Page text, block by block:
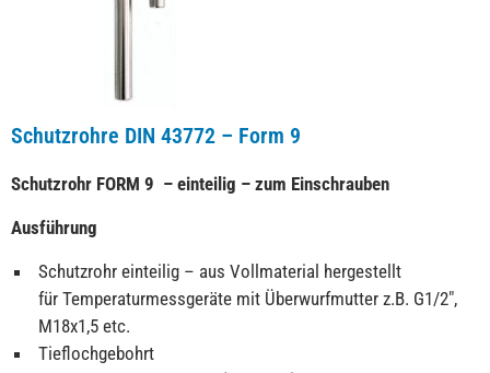
Schutzrohre DIN 43772 – Form 9
Schutzrohr FORM 9 – einteilig – zum Einschrauben
Ausführung
Schutzrohr einteilig – aus Vollmaterial hergestellt
für Temperaturmessgeräte mit Überwurfmutter z.B. G1/2″,
M18x1,5 etc.
Tieflochgebohrt